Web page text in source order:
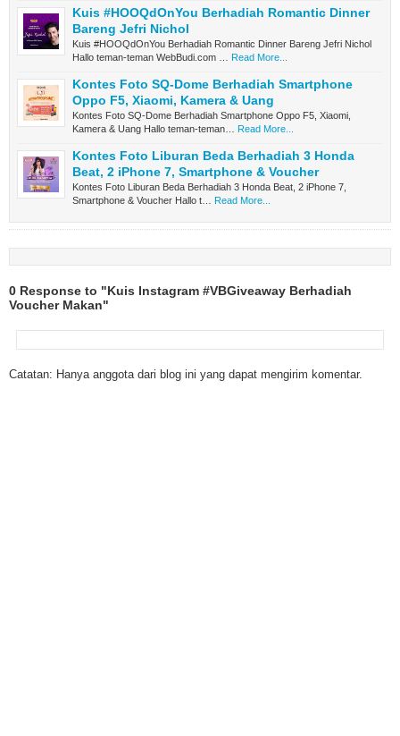
Kuis #HOOQdOnYou Berhadiah Romantic Dinner
Bareng Jefri Nichol
Kuis #HOOQdOnYou Berhadiah Romantic Dinner Bareng Jefri Nichol
Hallo teman-teman WebBudi.com …
Read More...
Kontes Foto SQ-Dome Berhadiah Smartphone
Oppo F5, Xiaomi, Kamera & Uang
Kontes Foto SQ-Dome Berhadiah Smartphone Oppo F5, Xiaomi,
Kamera & Uang Hallo teman-teman…
Read More...
Kontes Foto Liburan Beda Berhadiah 3 Honda
Beat, 2 iPhone 7, Smartphone & Voucher
Kontes Foto Liburan Beda Berhadiah 3 Honda Beat, 2 iPhone 7,
Smartphone & Voucher Hallo t…
Read More...
0 Response to "Kuis Instagram #VBGiveaway Berhadiah
Voucher Makan"
Catatan: Hanya anggota dari blog ini yang dapat mengirim komentar.